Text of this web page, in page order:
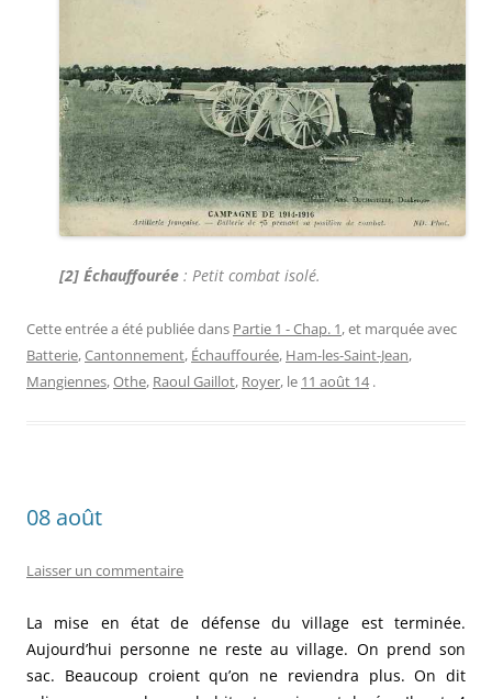
[2] Échauffourée : Petit combat isolé.
Cette entrée a été publiée dans Partie 1 - Chap. 1, et marquée avec
Batterie,Cantonnement, Échauffourée, Ham-les-Saint-Jean,
Mangiennes,Othe, Raoul Gaillot, Royer, le 11 août 14 .
08 août
Laisser un commentaire
La mise en état de défense du village est terminée.
Aujourd’hui personne ne reste au village. On prend son
sac. Beaucoup croient qu’on ne reviendra plus. On dit